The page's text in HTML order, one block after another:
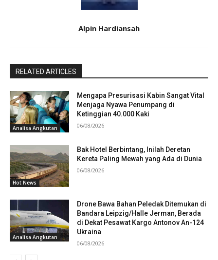
Alpin Hardiansah
RELATED ARTICLES
Analisa Angkutan
Mengapa Presurisasi Kabin Sangat Vital
Menjaga Nyawa Penumpang di
Ketinggian 40.000 Kaki
06/08/2026
Hot News
Bak Hotel Berbintang, Inilah Deretan
Kereta Paling Mewah yang Ada di Dunia
06/08/2026
Analisa Angkutan
Drone Bawa Bahan Peledak Ditemukan di
Bandara Leipzig/Halle Jerman, Berada
di Dekat Pesawat Kargo Antonov An-124
Ukraina
06/08/2026